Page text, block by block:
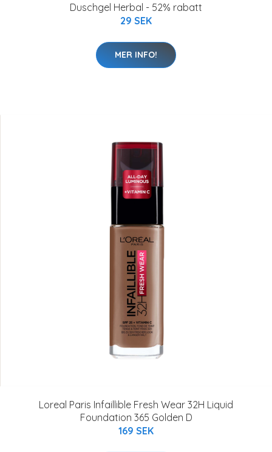
Duschgel Herbal - 52% rabatt
29 SEK
MER INFO!
Loreal Paris Infaillible Fresh Wear 32H Liquid
Foundation 365 Golden D
169 SEK